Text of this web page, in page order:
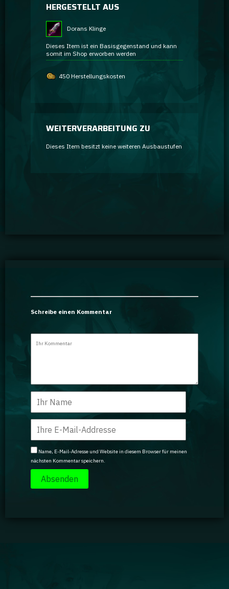
HERGESTELLT AUS
Dorans Klinge
Dieses Item ist ein Basisgegenstand und kann
somit im Shop erworben werden
450 Herstellungskosten
WEITERVERARBEITUNG ZU
Dieses Item besitzt keine weiteren Ausbaustufen
Schreibe einen Kommentar
Name, E-Mail-Adresse und Website in diesem Browser für meinen
nächsten Kommentar speichern.